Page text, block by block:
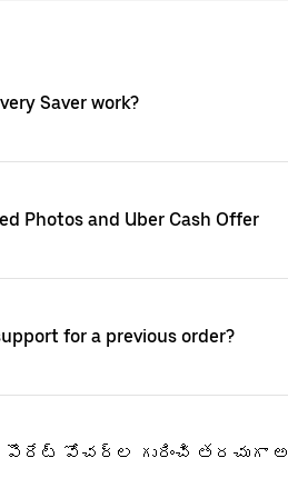
Saver work?
Photos and Uber Cash Offer
for a previous order?
వోచర్‌ల గురించి